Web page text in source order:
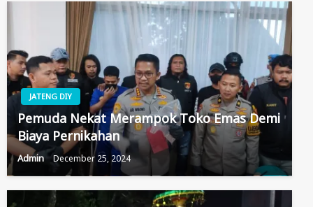
JATENG DIY
Pemuda Nekat Merampok Toko Emas Demi
Biaya Pernikahan
Admin December 25, 2024